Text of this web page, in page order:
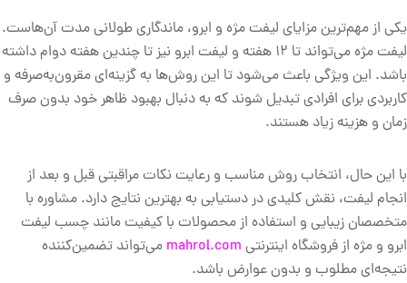
یکی از مهم‌ترین مزایای لیفت مژه و ابرو، ماندگاری طولانی مدت آن‌هاست.
لیفت مژه می‌تواند تا ۱۲ هفته و لیفت ابرو نیز تا چندین هفته دوام داشته
باشد. این ویژگی باعث می‌شود تا این روش‌ها به گزینه‌ای مقرون‌به‌صرفه و
کاربردی برای افرادی تبدیل شوند که به دنبال بهبود ظاهر خود بدون صرف
زمان و هزینه زیاد هستند.
با این حال، انتخاب روش مناسب و رعایت نکات مراقبتی قبل و بعد از
انجام لیفت، نقش کلیدی در دستیابی به بهترین نتایج دارد. مشاوره با
متخصصان زیبایی و استفاده از محصولات با کیفیت مانند چسب لیفت
ابرو و مژه از فروشگاه اینترنتی
می‌تواند تضمین‌کننده
نتیجه‌ای مطلوب و بدون عوارض باشد.